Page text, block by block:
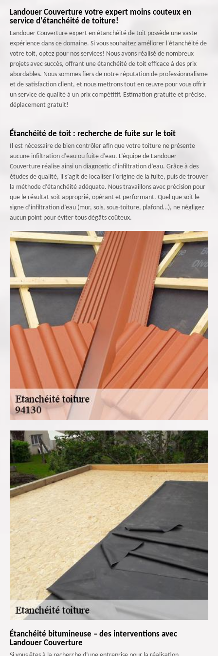
Landouer Couverture votre expert moins couteux en
service d'étanchéité de toiture!
Landouer Couverture expert en étanchéité de toit possède une vaste
expérience dans ce domaine. Si vous souhaitez améliorer l'étanchéité de
votre toit, optez pour nos services! Nous avons réalisé de nombreux
projets avec succès, offrant une étanchéité de toit efficace à des prix
abordables. Nous sommes fiers de notre réputation de professionnalisme
et de satisfaction client, et nous mettrons tout en œuvre pour vous offrir
un service de qualité à un prix compétitif. Estimation gratuite et précise,
déplacement gratuit!
Étanchéité de toit : recherche de fuite sur le toit
Il est nécessaire de bien contrôler afin que votre toiture ne présente
aucune infiltration d’eau ou fuite d’eau. L’équipe de Landouer
Couverture réalise ainsi un diagnostic d’infiltration d’eau. Grâce à des
études de qualité, il s’agit de localiser l’origine de la fuite, puis de trouver
la méthode d’étanchéité adéquate. Nous travaillons avec précision pour
que le résultat soit approprié, opérant et performant. Quel que soit le
signe d’infiltration d’eau (mur, sols, sous-toiture, plafond…), ne négligez
aucun point pour éviter tous dégâts coûteux.
Étanchéité bitumineuse – des interventions avec
Landouer Couverture